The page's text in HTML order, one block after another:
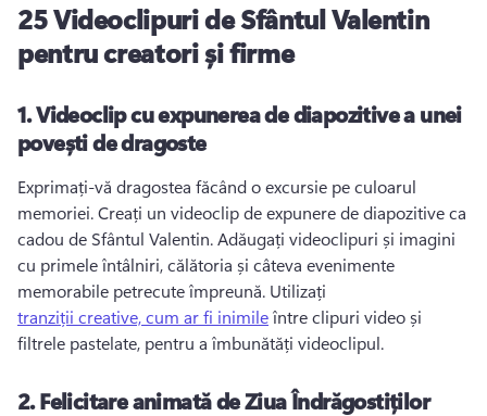
25 Videoclipuri de Sfântul Valentin
pentru creatori și firme
1.Videoclip cu expunerea de diapozitive a unei
povești de dragoste
Exprimați-vă dragostea făcând o excursie pe culoarul
memoriei. Creați un videoclip de expunere de diapozitive ca
cadou de Sfântul Valentin. Adăugați videoclipuri și imagini
cu primele întâlniri, călătoria și câteva evenimente
memorabile petrecute împreună. Utilizați
tranziții creative, cum ar fi inimile între clipuri video și
filtrele pastelate, pentru a îmbunătăți videoclipul.
2.Felicitare animată de Ziua Îndrăgostiților